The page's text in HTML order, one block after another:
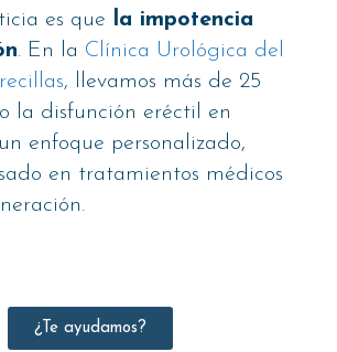
es que la impotencia
. En la Clínica Urológica del
, llevamos más de 25
la disfunción eréctil en
enfoque personalizado,
en tratamientos médicos
¿Te ayudamos?